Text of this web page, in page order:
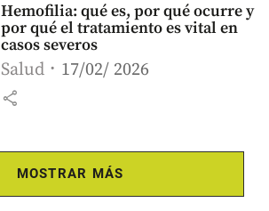
Hemofilia: qué es, por qué ocurre y
por qué el tratamiento es vital en
casos severos
Salud 17/02/ 2026
share
MOSTRAR MÁS